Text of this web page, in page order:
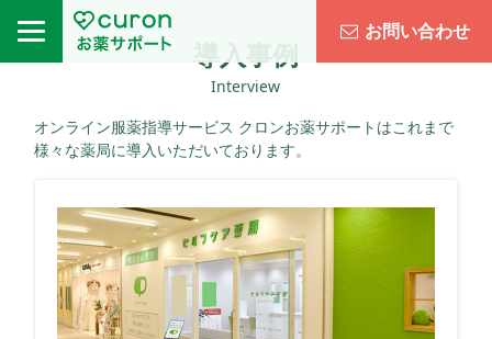
お問い合わせ
導入事例
Interview
オンライン服薬指導サービス クロンお薬サポートはこれまで
様々な薬局に導入いただいております。